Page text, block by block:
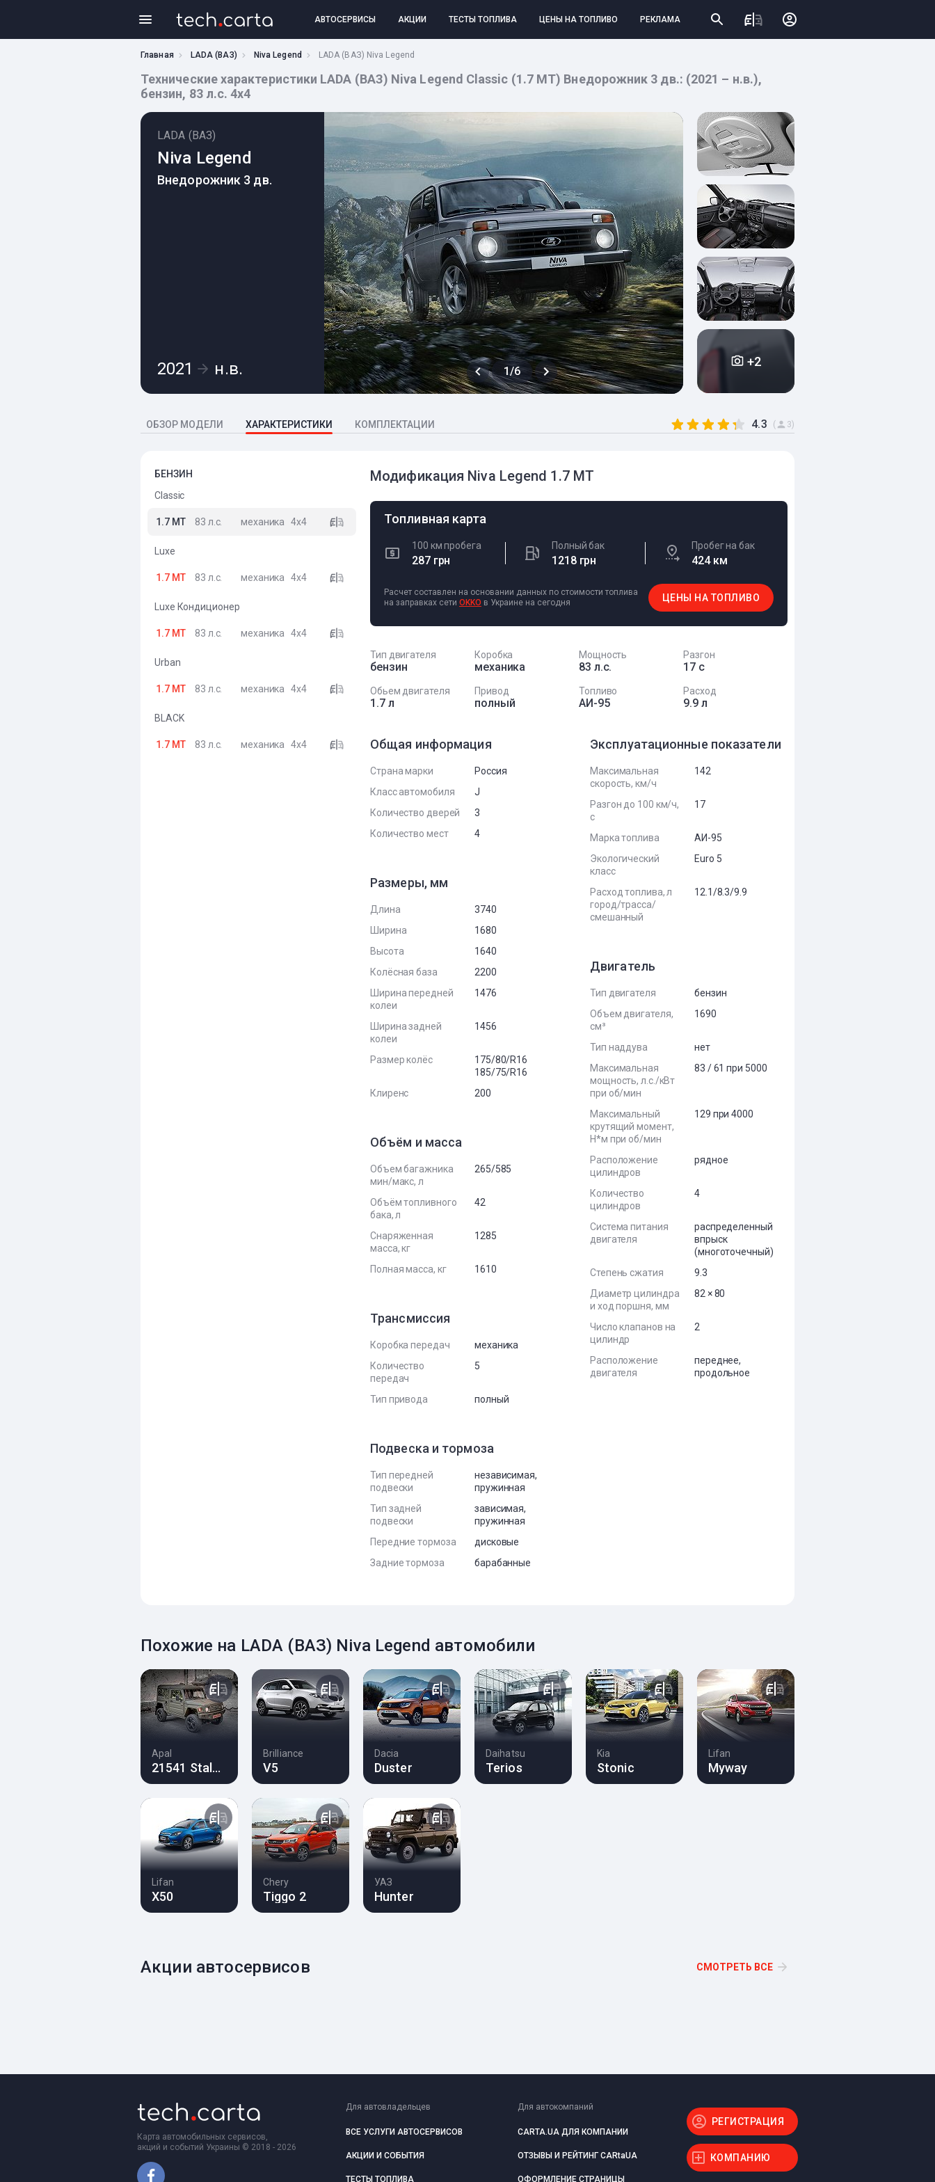
АВТОСЕРВИСЫ АКЦИИ ТЕСТЫ ТОПЛИВА ЦЕНЫ НА ТОПЛИВО РЕКЛАМА
Главная LADA (ВАЗ) Niva Legend LADA (ВАЗ) Niva Legend
Технические характеристики LADA (ВАЗ) Niva Legend Classic (1.7 MT) Внедорожник 3 дв.: (2021 – н.в.),
бензин, 83 л.с. 4x4
LADA (ВАЗ)
Niva Legend
Внедорожник 3 дв.
2021 н.в. 1/6
+2
ОБЗОР МОДЕЛИ ХАРАКТЕРИСТИКИ КОМПЛЕКТАЦИИ 4.3 ( 3)
БЕНЗИН
Classic
1.7 MT 83 л.с. механика 4x4
Luxe
1.7 MT 83 л.с. механика 4x4
Luxe Кондиционер
1.7 MT 83 л.с. механика 4x4
Urban
1.7 MT 83 л.с. механика 4x4
BLACK
1.7 MT 83 л.с. механика 4x4
Модификация Niva Legend 1.7 MT
Топливная карта
100 км пробега
287 грн
Полный бак
1218 грн
Пробег на бак
424 км
Расчет составлен на основании данных по стоимости топлива
на заправках сети OKKO в Украине на сегодня ЦЕНЫ НА ТОПЛИВО
Тип двигателя
бензин
Коробка
механика
Мощность
83 л.с.
Разгон
17 с
Обьем двигателя
1.7 л
Привод
полный
Топливо
АИ-95
Расход
9.9 л
Общая информация
Страна марки
Россия
Класс автомобиля
J
Количество дверей
3
Количество мест
4
Размеры, мм
Длина
3740
Ширина
1680
Высота
1640
Колёсная база
2200
Ширина передней
колеи
1476
Ширина задней
колеи
1456
Размер колёс
175/80/R16
185/75/R16
Клиренс
200
Объём и масса
Объем багажника
мин/макс, л
265/585
Объём топливного
бака, л
42
Снаряженная
масса, кг
1285
Полная масса, кг 1610
Трансмиссия
Коробка передач
механика
Количество
передач
5
Тип привода полный
Подвеска и тормоза
Тип передней
подвески
независимая,
пружинная
Тип задней
подвески
зависимая,
пружинная
Передние тормоза
дисковые
Задние тормоза
барабанные
Эксплуатационные показатели
Максимальная
скорость, км/ч
142
Разгон до 100 км/ч,
с
17
Марка топлива
АИ-95
Экологический
класс
Euro 5
Расход топлива, л
город/трасса/
смешанный
12.1/8.3/9.9
Двигатель
Тип двигателя
бензин
Объем двигателя,
см³
1690
Тип наддува
нет
Максимальная
мощность, л.с./кВт
при об/мин
83 / 61 при 5000
Максимальный
крутящий момент,
Н*м при об/мин
129 при 4000
Расположение
цилиндров
рядное
Количество
цилиндров
4
Система питания
двигателя
распределенный
впрыск
(многоточечный)
Степень сжатия
9.3
Диаметр цилиндра
и ход поршня, мм
82 × 80
Число клапанов на
цилиндр
2
Расположение
двигателя
переднее,
продольное
Похожие на LADA (ВАЗ) Niva Legend автомобили
Apal
21541 Stalker
Brilliance
V5
Dacia
Duster
Daihatsu
Terios
Kia
Stonic
Lifan
Myway
Lifan
X50
Chery
Tiggo 2
УАЗ
Hunter
Акции автосервисов СМОТРЕТЬ ВСЕ
Карта автомобильных сервисов,
акций и событий Украины © 2018 - 2026
Для автовладельцев
ВСЕ УСЛУГИ АВТОСЕРВИСОВ
АКЦИИ И СОБЫТИЯ
ТЕСТЫ ТОПЛИВА
Для автокомпаний
CARTA.UA ДЛЯ КОМПАНИИ
ОТЗЫВЫ И РЕЙТИНГ CARtaUA
ОФОРМЛЕНИЕ СТРАНИЦЫ
РЕГИСТРАЦИЯ
КОМПАНИЮ